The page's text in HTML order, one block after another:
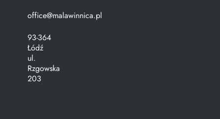
office@malawinnica.pl
93-364
Łódź
ul.
Rzgowska
203